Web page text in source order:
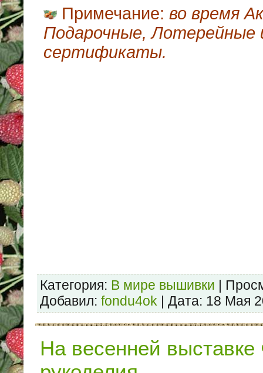
Примечание: во время
Подарочные, Лотерейные
сертификаты.
Категория: В мире вышивки |
Добавил: fondu4ok | Дата: 18 Мая
На весенней